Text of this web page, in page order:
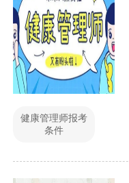
健康管理师报考
条件